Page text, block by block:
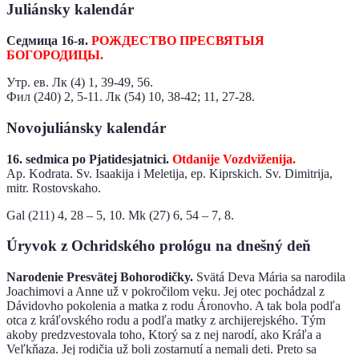
Juliánsky kalendár
Седмица 16-я. РОЖДЕСТВО ПРЕСВЯТЫЯ
БОГОРОДИЦЫ.
Утр. ев. Лк (4) 1, 39-49, 56.
Фил (240) 2, 5-11. Лк (54) 10, 38-42; 11, 27-28.
Novojuliánsky kalendár
16. sedmica po Pjatidesjatnici. Otdanije Vozdviženija.
Ap. Kodrata. Sv. Isaakija i Meletija, ep. Kiprskich. Sv. Dimitrija,
mitr. Rоstоvskaho.
Gal (211) 4, 28 – 5, 10. Мk (27) 6, 54 – 7, 8.
Úryvok z Ochridského prológu na dnešný deň
Narodenie Presvätej Bohorodičky. Svätá Deva Mária sa narodila
Joachimovi a Anne už v pokročilom veku. Jej otec pochádzal z
Dávidovho pokolenia a matka z rodu Áronovho. A tak bola podľa
otca z kráľovského rodu a podľa matky z archijerejského. Tým
akoby predzvestovala toho, Ktorý sa z nej narodí, ako Kráľa a
Veľkňaza. Jej rodičia už boli zostarnutí a nemali deti. Preto sa